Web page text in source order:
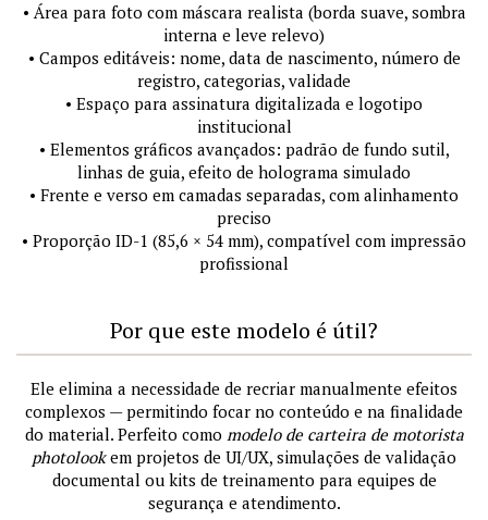
• Área para foto com máscara realista (borda suave, sombra
interna e leve relevo)
• Campos editáveis: nome, data de nascimento, número de
registro, categorias, validade
• Espaço para assinatura digitalizada e logotipo
institucional
• Elementos gráficos avançados: padrão de fundo sutil,
linhas de guia, efeito de holograma simulado
• Frente e verso em camadas separadas, com alinhamento
preciso
• Proporção ID-1 (85,6 × 54 mm), compatível com impressão
profissional
Por que este modelo é útil?
Ele elimina a necessidade de recriar manualmente efeitos
complexos — permitindo focar no conteúdo e na finalidade
do material. Perfeito como modelo de carteira de motorista
photolookem projetos de UI/UX, simulações de validação
documental ou kits de treinamento para equipes de
segurança e atendimento.